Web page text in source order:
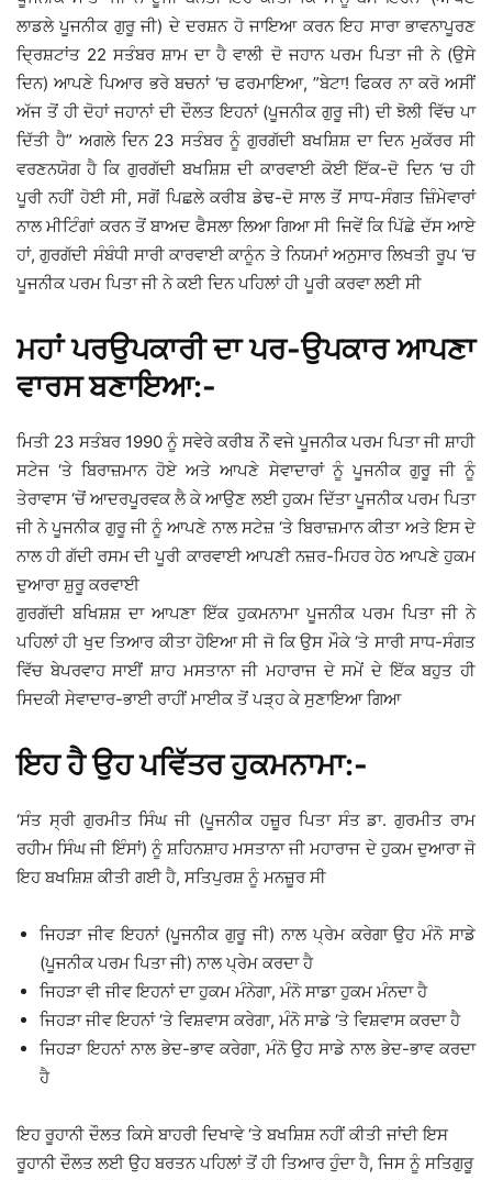
ਲਾਡਲੇ ਪੂਜਨੀਕ ਗੁਰੂ ਜੀ) ਦੇ ਦਰਸ਼ਨ ਹੋ ਜਾਇਆ ਕਰਨ ਇਹ ਸਾਰਾ ਭਾਵਨਾਪੂਰਣ
ਦ੍ਰਿਸ਼ਟਾਂਤ 22 ਸਤੰਬਰ ਸ਼ਾਮ ਦਾ ਹੈ ਵਾਲੀ ਦੋ ਜਹਾਨ ਪਰਮ ਪਿਤਾ ਜੀ ਨੇ (ਉਸੇ
ਦਿਨ) ਆਪਣੇ ਪਿਆਰ ਭਰੇ ਬਚਨਾਂ ‘ਚ ਫਰਮਾਇਆ, ”ਬੇਟਾ! ਫਿਕਰ ਨਾ ਕਰੋ ਅਸੀਂ
ਅੱਜ ਤੋਂ ਹੀ ਦੋਹਾਂ ਜਹਾਨਾਂ ਦੀ ਦੌਲਤ ਇਹਨਾਂ (ਪੂਜਨੀਕ ਗੁਰੂ ਜੀ) ਦੀ ਝੋਲੀ ਵਿੱਚ ਪਾ
ਦਿੱਤੀ ਹੈ” ਅਗਲੇ ਦਿਨ 23 ਸਤੰਬਰ ਨੂੰ ਗੁਰਗੱਦੀ ਬਖਸ਼ਿਸ਼ ਦਾ ਦਿਨ ਮੁਕੱਰਰ ਸੀ
ਵਰਣਨਯੋਗ ਹੈ ਕਿ ਗੁਰਗੱਦੀ ਬਖਸ਼ਿਸ਼ ਦੀ ਕਾਰਵਾਈ ਕੋਈ ਇੱਕ-ਦੋ ਦਿਨ ‘ਚ ਹੀ
ਪੂਰੀ ਨਹੀਂ ਹੋਈ ਸੀ, ਸਗੋਂ ਪਿਛਲੇ ਕਰੀਬ ਡੇਢ-ਦੋ ਸਾਲ ਤੋਂ ਸਾਧ-ਸੰਗਤ ਜ਼ਿੰਮੇਵਾਰਾਂ
ਨਾਲ ਮੀਟਿੰਗਾਂ ਕਰਨ ਤੋਂ ਬਾਅਦ ਫੈਸਲਾ ਲਿਆ ਗਿਆ ਸੀ ਜਿਵੇਂ ਕਿ ਪਿੱਛੇ ਦੱਸ ਆਏ
ਹਾਂ, ਗੁਰਗੱਦੀ ਸੰਬੰਧੀ ਸਾਰੀ ਕਾਰਵਾਈ ਕਾਨੂੰਨ ਤੇ ਨਿਯਮਾਂ ਅਨੁਸਾਰ ਲਿਖਤੀ ਰੂਪ ‘ਚ
ਪੂਜਨੀਕ ਪਰਮ ਪਿਤਾ ਜੀ ਨੇ ਕਈ ਦਿਨ ਪਹਿਲਾਂ ਹੀ ਪੂਰੀ ਕਰਵਾ ਲਈ ਸੀ
ਮਹਾਂ ਪਰਉਪਕਾਰੀ ਦਾ ਪਰ-ਉਪਕਾਰ ਆਪਣਾ
ਵਾਰਸ ਬਣਾਇਆ:-
ਮਿਤੀ 23 ਸਤੰਬਰ 1990 ਨੂੰ ਸਵੇਰੇ ਕਰੀਬ ਨੌਂ ਵਜੇ ਪੂਜਨੀਕ ਪਰਮ ਪਿਤਾ ਜੀ ਸ਼ਾਹੀ
ਸਟੇਜ ‘ਤੇ ਬਿਰਾਜ਼ਮਾਨ ਹੋਏ ਅਤੇ ਆਪਣੇ ਸੇਵਾਦਾਰਾਂ ਨੂੰ ਪੂਜਨੀਕ ਗੁਰੂ ਜੀ ਨੂੰ
ਤੇਰਾਵਾਸ ‘ਚੋਂ ਆਦਰਪੂਰਵਕ ਲੈ ਕੇ ਆਉਣ ਲਈ ਹੁਕਮ ਦਿੱਤਾ ਪੂਜਨੀਕ ਪਰਮ ਪਿਤਾ
ਜੀ ਨੇ ਪੂਜਨੀਕ ਗੁਰੂ ਜੀ ਨੂੰ ਆਪਣੇ ਨਾਲ ਸਟੇਜ਼ ‘ਤੇ ਬਿਰਾਜ਼ਮਾਨ ਕੀਤਾ ਅਤੇ ਇਸ ਦੇ
ਨਾਲ ਹੀ ਗੱਦੀ ਰਸਮ ਦੀ ਪੂਰੀ ਕਾਰਵਾਈ ਆਪਣੀ ਨਜ਼ਰ-ਮਿਹਰ ਹੇਠ ਆਪਣੇ ਹੁਕਮ
ਦੁਆਰਾ ਸ਼ੁਰੂ ਕਰਵਾਈ
ਗੁਰਗੱਦੀ ਬਖਿਸ਼ਸ਼ ਦਾ ਆਪਣਾ ਇੱਕ ਹੁਕਮਨਾਮਾ ਪੂਜਨੀਕ ਪਰਮ ਪਿਤਾ ਜੀ ਨੇ
ਪਹਿਲਾਂ ਹੀ ਖੁਦ ਤਿਆਰ ਕੀਤਾ ਹੋਇਆ ਸੀ ਜੋ ਕਿ ਉਸ ਮੌਕੇ ‘ਤੇ ਸਾਰੀ ਸਾਧ-ਸੰਗਤ
ਵਿੱਚ ਬੇਪਰਵਾਹ ਸਾਈਂ ਸ਼ਾਹ ਮਸਤਾਨਾ ਜੀ ਮਹਾਰਾਜ ਦੇ ਸਮੇਂ ਦੇ ਇੱਕ ਬਹੁਤ ਹੀ
ਸਿਦਕੀ ਸੇਵਾਦਾਰ-ਭਾਈ ਰਾਹੀਂ ਮਾਈਕ ਤੋਂ ਪੜ੍ਹ ਕੇ ਸੁਣਾਇਆ ਗਿਆ
ਇਹ ਹੈ ਉਹ ਪਵਿੱਤਰ ਹੁਕਮਨਾਮਾ:-
‘ਸੰਤ ਸ੍ਰੀ ਗੁਰਮੀਤ ਸਿੰਘ ਜੀ (ਪੂਜਨੀਕ ਹਜ਼ੂਰ ਪਿਤਾ ਸੰਤ ਡਾ. ਗੁਰਮੀਤ ਰਾਮ
ਰਹੀਮ ਸਿੰਘ ਜੀ ਇੰਸਾਂ) ਨੂੰ ਸ਼ਹਿਨਸ਼ਾਹ ਮਸਤਾਨਾ ਜੀ ਮਹਾਰਾਜ ਦੇ ਹੁਕਮ ਦੁਆਰਾ ਜੋ
ਇਹ ਬਖਸ਼ਿਸ਼ ਕੀਤੀ ਗਈ ਹੈ, ਸਤਿਪੁਰਸ਼ ਨੂੰ ਮਨਜ਼ੂਰ ਸੀ
ਜਿਹੜਾ ਜੀਵ ਇਹਨਾਂ (ਪੂਜਨੀਕ ਗੁਰੂ ਜੀ) ਨਾਲ ਪ੍ਰੇਮ ਕਰੇਗਾ ਉਹ ਮੰਨੋ ਸਾਡੇ
(ਪੂਜਨੀਕ ਪਰਮ ਪਿਤਾ ਜੀ) ਨਾਲ ਪ੍ਰੇਮ ਕਰਦਾ ਹੈ
ਜਿਹੜਾ ਵੀ ਜੀਵ ਇਹਨਾਂ ਦਾ ਹੁਕਮ ਮੰਨੇਗਾ, ਮੰਨੋ ਸਾਡਾ ਹੁਕਮ ਮੰਨਦਾ ਹੈ
ਜਿਹੜਾ ਜੀਵ ਇਹਨਾਂ ‘ਤੇ ਵਿਸ਼ਵਾਸ ਕਰੇਗਾ, ਮੰਨੋ ਸਾਡੇ ‘ਤੇ ਵਿਸ਼ਵਾਸ ਕਰਦਾ ਹੈ
ਜਿਹੜਾ ਇਹਨਾਂ ਨਾਲ ਭੇਦ-ਭਾਵ ਕਰੇਗਾ, ਮੰਨੋ ਉਹ ਸਾਡੇ ਨਾਲ ਭੇਦ-ਭਾਵ ਕਰਦਾ
ਹੈ
ਇਹ ਰੂਹਾਨੀ ਦੌਲਤ ਕਿਸੇ ਬਾਹਰੀ ਦਿਖਾਵੇ ‘ਤੇ ਬਖਸ਼ਿਸ਼ ਨਹੀਂ ਕੀਤੀ ਜਾਂਦੀ ਇਸ
ਰੂਹਾਨੀ ਦੌਲਤ ਲਈ ਉਹ ਬਰਤਨ ਪਹਿਲਾਂ ਤੋਂ ਹੀ ਤਿਆਰ ਹੁੰਦਾ ਹੈ, ਜਿਸ ਨੂੰ ਸਤਿਗੁਰੂ